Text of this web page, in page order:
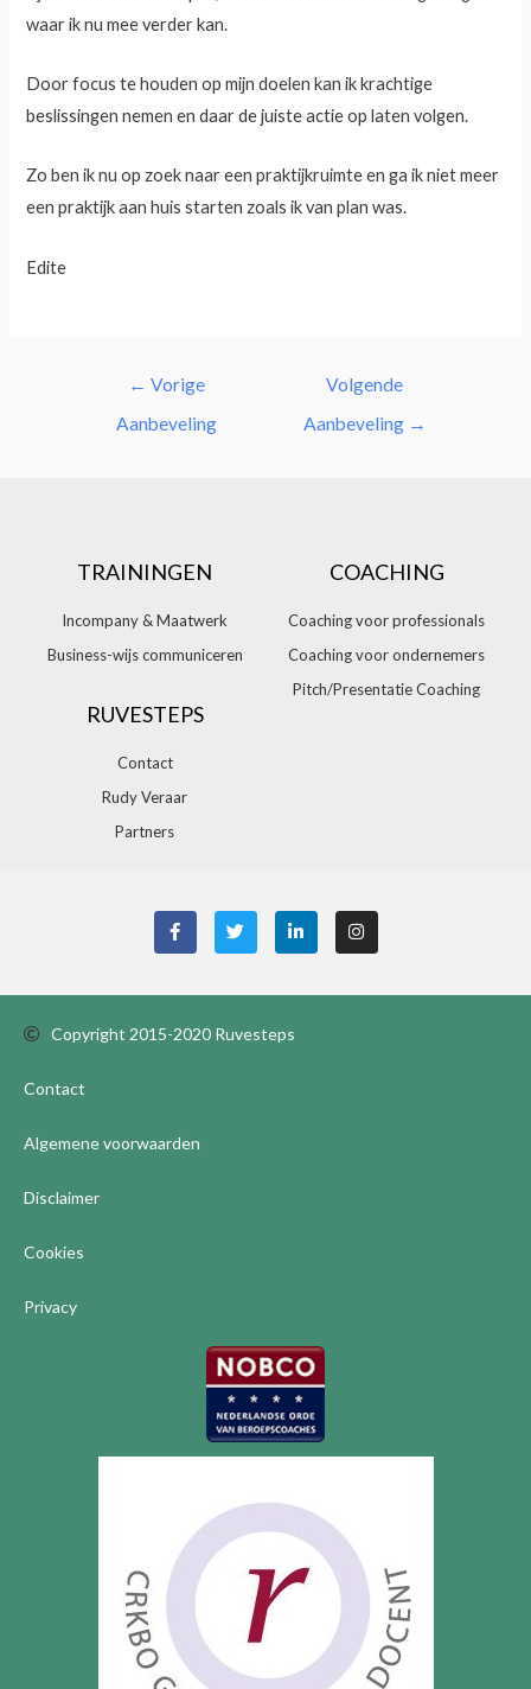
waar ik nu mee verder kan.
Door focus te houden op mijn doelen kan ik krachtige
beslissingen nemen en daar de juiste actie op laten volgen.
Zo ben ik nu op zoek naar een praktijkruimte en ga ik niet meer
een praktijk aan huis starten zoals ik van plan was.
Edite
← Vorige
Aanbeveling
Volgende
Aanbeveling →
TRAININGEN
Incompany & Maatwerk
Business-wijs communiceren
COACHING
Coaching voor professionals
Coaching voor ondernemers
Pitch/Presentatie Coaching
RUVESTEPS
Contact
Rudy Veraar
Partners
Copyright 2015-2020 Ruvesteps
Contact
Algemene voorwaarden
Disclaimer
Cookies
Privacy